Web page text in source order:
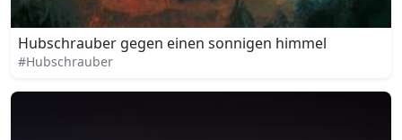
Hubschrauber gegen einen sonnigen himmel
#Hubschrauber